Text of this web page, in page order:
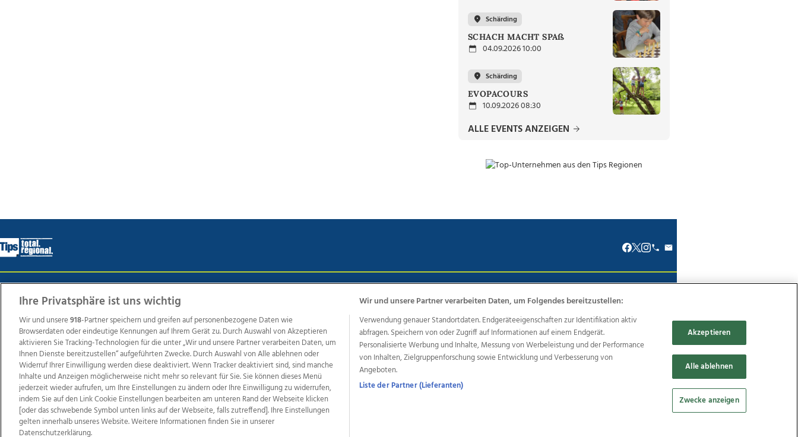
Schärding
SCHACH MACHT SPAß
04.09.2026 10:00
Schärding
EVOPACOURS
10.09.2026 08:30
ALLE EVENTS ANZEIGEN
Wir über uns Mediadaten Kontakt AGB Anzeigekunden AGB Website Ehrenkodex Politische Werbung
Weitere Angebote des Medienhauses Wimmer
TV1 di-mog-i.at OÖNow Ischler Woche Life Radio OÖNachrichten OÖN Immobilien OÖN Karriere OÖN Reise
Promenaden Galerien
Regionaljobs
wasistlos.at wirtrauern.at
Copyrights © 2026 Tips Zeitungs GmbH & Co KG
Ihre Privatsphäre ist uns wichtig
Wir und unsere918-Partner speichern und greifen auf personenbezogene Daten wie
Browserdaten oder eindeutige Kennungen auf Ihrem Gerät zu. Durch Auswahl von Akzeptieren
aktivieren Sie Tracking-Technologien für die unter „Wir und unsere Partner verarbeiten Daten, um
Ihnen Dienste bereitzustellen“ aufgeführten Zwecke. Durch Auswahl von Alle ablehnen oder
Widerruf Ihrer Einwilligung werden diese deaktiviert. Wenn Tracker deaktiviert sind, sind manche
Inhalte und Anzeigen möglicherweise nicht mehr so relevant für Sie. Sie können dieses Menü
jederzeit wieder aufrufen, um Ihre Einstellungen zu ändern oder Ihre Einwilligung zu widerrufen,
indem Sie auf den Link Cookie Einstellungen bearbeiten am unteren Rand der Webseite klicken
[oder das schwebende Symbol unten links auf der Webseite, falls zutreffend]. Ihre Einstellungen
gelten innerhalb unseres Website. Weitere Informationen finden Sie in unserer
Datenschutzerklärung.
Wir und unsere Partner verarbeiten Daten, um Folgendes bereitzustellen:
Verwendung genauer Standortdaten. Endgeräteeigenschaften zur Identifikation aktiv
abfragen. Speichern von oder Zugriff auf Informationen auf einem Endgerät.
Personalisierte Werbung und Inhalte, Messung von Werbeleistung und der Performance
von Inhalten, Zielgruppenforschung sowie Entwicklung und Verbesserung von
Angeboten.
Liste der Partner (Lieferanten)
Akzeptieren
Alle ablehnen
Zwecke anzeigen